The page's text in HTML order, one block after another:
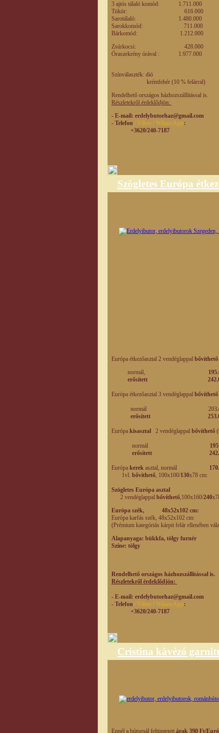
3 ajtós tálaló komód:
Tükör:
Sarotálaló:
Sarokkomód:
Bárkomód:
Zsúrkocsi:
Óraszekrény órával :
Színválaszték: dió
krémfehér (10 % felárral)
Rendelhető országos házhozszállítással is.
Részletekről érdeklődjön:
- E-mail: erdelybutorhaz@gmail.com
- Telefon / Viber / WhatsApp:
+3620/240-7187
Szögletes Európa
Európa étkezőasztal 2 vendéglappal bővíthető
normál,
erősített
Európa étkezőasztal 3 vendéglappal bővíthető
normál 203
erősített
Európa kisasztal 2 vendéglappal bővíthető
normál
195.000
erősített
Európa kerek asztal, normál
1vl. bővíthető, 100x100/130x78 cm:
Szögletes Európa asztal
2 vendéglappal bővíthető,100x160/240
Európa szék, 48x52x102 cm:
Európa karfás szék,
(Prémium kategóriás kárpit felár ellenében
Alapanyaga: bükkfa, tölgy furnér
Színe: tölgy
Rendelhető országos házhozszállítással is.
Részletekről érdeklődjön:
- E-mail: erdelybutorhaz@gmail.com
- Telefon / Viber / WhatsApp:
+3620/240-7187
Cristina kávézó
Ennél a bútornál feltüntetett árak 390 Ft/